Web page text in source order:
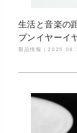
生活と音楽の
プンイヤーイ
製品情報｜